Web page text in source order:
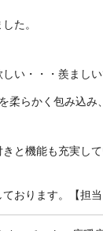
た。
い・・・羨まし
らかく包み込
と機能も充実し
おります。【担当